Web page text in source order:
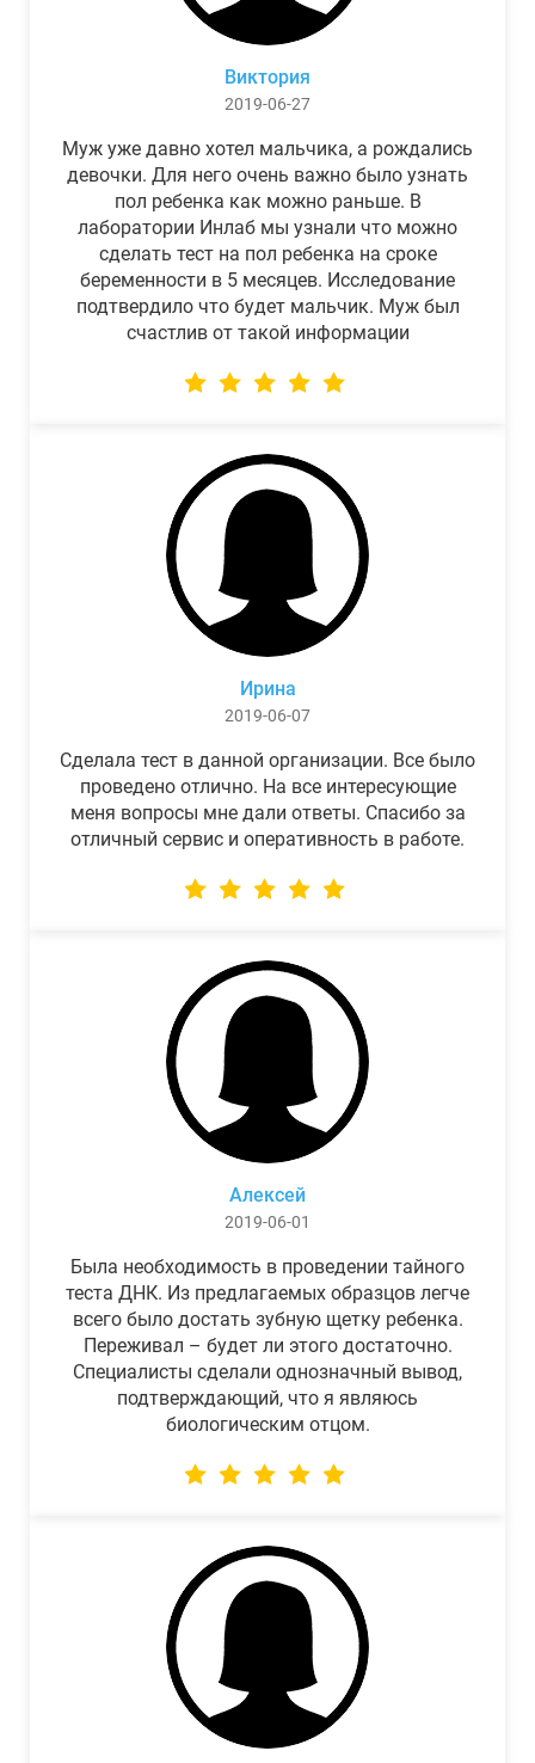
Виктория
2019-06-27
Муж уже давно хотел мальчика, а рождались
девочки. Для него очень важно было узнать
пол ребенка как можно раньше. В
лаборатории Инлаб мы узнали что можно
сделать тест на пол ребенка на сроке
беременности в 5 месяцев. Исследование
подтвердило что будет мальчик. Муж был
счастлив от такой информации
Ирина
2019-06-07
Сделала тест в данной организации. Все было
проведено отлично. На все интересующие
меня вопросы мне дали ответы. Спасибо за
отличный сервис и оперативность в работе.
Алексей
2019-06-01
Была необходимость в проведении тайного
теста ДНК. Из предлагаемых образцов легче
всего было достать зубную щетку ребенка.
Переживал – будет ли этого достаточно.
Специалисты сделали однозначный вывод,
подтверждающий, что я являюсь
биологическим отцом.